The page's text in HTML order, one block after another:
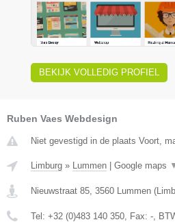
BEKIJK VOLLEDIG PROFIEL
Ruben Vaes Webdesign
Niet gevestigd in de plaats Voort,
Limburg » Lummen | Google maps
Nieuwstraat 85 3560 Lummen (
Tel: +32 (0)483 140 350 , Fax: - ,